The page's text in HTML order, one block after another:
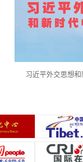
习近平外交思想